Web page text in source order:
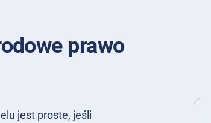
prawo
jest proste, jeśli